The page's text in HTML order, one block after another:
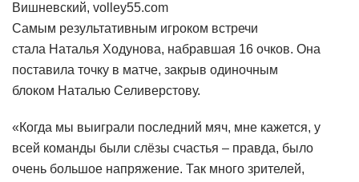
Вишневский, volley55.com
Самым результативным игроком встречи
стала Наталья Ходунова, набравшая 16 очков. Она
поставила точку в матче, закрыв одиночным
блоком Наталью Селиверстову.
«Когда мы выиграли последний мяч, мне кажется, у
всей команды были слёзы счастья – правда, было
очень большое напряжение. Так много зрителей,